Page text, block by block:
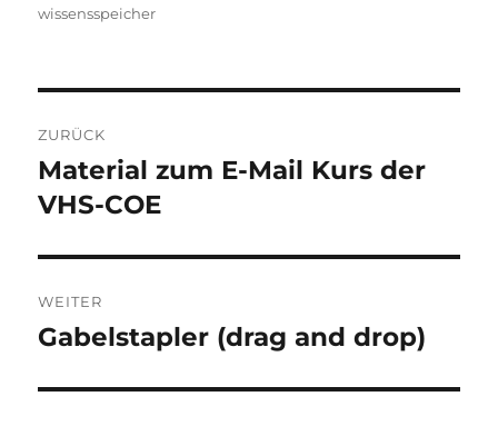
wissensspeicher
ZURÜCK
Vorheriger
Beitrag:
Material zum E-Mail Kurs der
VHS-COE
WEITER
Nächster
Gabelstapler (drag and drop)